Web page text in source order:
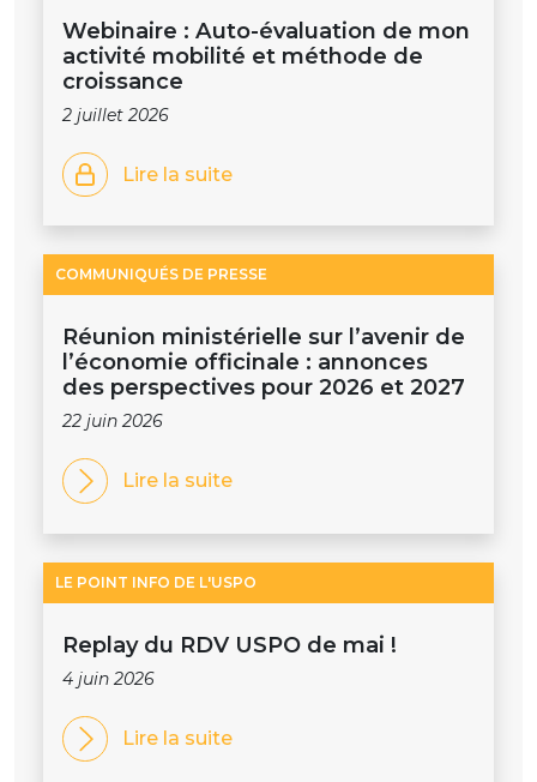
Webinaire : Auto-évaluation de mon
activité mobilité et méthode de
croissance
2 juillet 2026
Lire la suite
COMMUNIQUÉS DE PRESSE
Réunion ministérielle sur l’avenir de
l’économie officinale : annonces
des perspectives pour 2026 et 2027
22 juin 2026
Lire la suite
LE POINT INFO DE L'USPO
Replay du RDV USPO de mai !
4 juin 2026
Lire la suite